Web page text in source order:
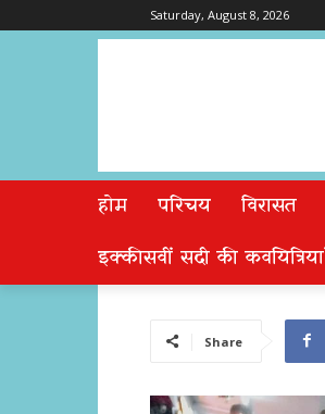
Saturday, August 8, 2026
होम परिचय विरासत
इक्कीसवीं सदी की कवयित्रियां
Share